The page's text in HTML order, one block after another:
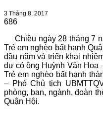
3 Tháng 8, 2017
686
Chiều ngày 28 tháng 7
Trẻ em nghèo bất hạnh
đầu năm và triển khai
dự có ông Huỳnh Văn Hoa
Trẻ em nghèo bất hạnh
– Phó Chủ tịch
phòng, ban, ngành, đoàn
Quận Hội.